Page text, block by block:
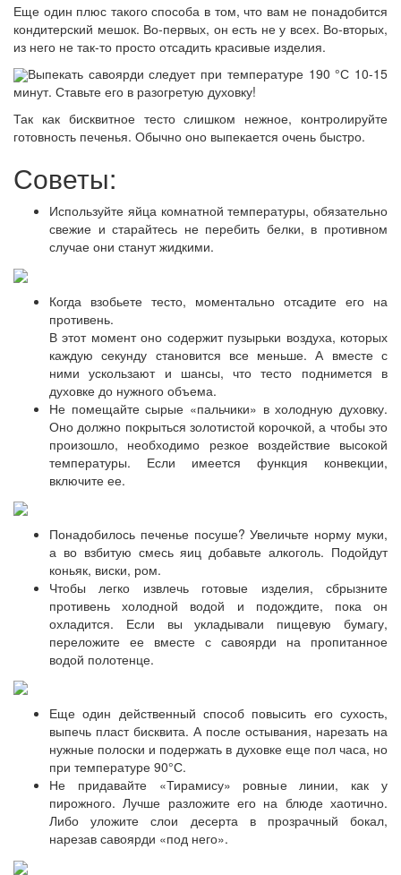
Еще один плюс такого способа в том, что вам не понадобится
кондитерский мешок. Во-первых, он есть не у всех. Во-вторых,
из него не так-то просто отсадить красивые изделия.
Выпекать савоярди следует при температуре 190 °С 10-15
минут. Ставьте его в разогретую духовку!
Так как бисквитное тесто слишком нежное, контролируйте
готовность печенья. Обычно оно выпекается очень быстро.
Советы:
Используйте яйца комнатной температуры, обязательно
свежие и старайтесь не перебить белки, в противном
случае они станут жидкими.
Когда взобьете тесто, моментально отсадите его на
противень.
В этот момент оно содержит пузырьки воздуха, которых
каждую секунду становится все меньше. А вместе с
ними ускользают и шансы, что тесто поднимется в
духовке до нужного объема.
Не помещайте сырые «пальчики» в холодную духовку.
Оно должно покрыться золотистой корочкой, а чтобы это
произошло, необходимо резкое воздействие высокой
температуры. Если имеется функция конвекции,
включите ее.
Понадобилось печенье посуше? Увеличьте норму муки,
а во взбитую смесь яиц добавьте алкоголь. Подойдут
коньяк, виски, ром.
Чтобы легко извлечь готовые изделия, сбрызните
противень холодной водой и подождите, пока он
охладится. Если вы укладывали пищевую бумагу,
переложите ее вместе с савоярди на пропитанное
водой полотенце.
Еще один действенный способ повысить его сухость,
выпечь пласт бисквита. А после остывания, нарезать на
нужные полоски и подержать в духовке еще пол часа, но
при температуре 90°С.
Не придавайте «Тирамису» ровные линии, как у
пирожного. Лучше разложите его на блюде хаотично.
Либо уложите слои десерта в прозрачный бокал,
нарезав савоярди «под него».